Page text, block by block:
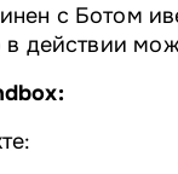
с Ботом
в действии